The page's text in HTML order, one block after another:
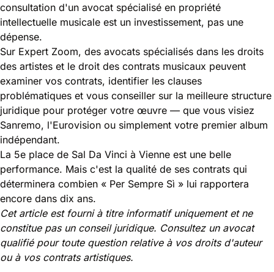
consultation d'un avocat spécialisé en propriété
intellectuelle musicale est un investissement, pas une
dépense.
Sur Expert Zoom, des avocats spécialisés dans les droits
des artistes et le droit des contrats musicaux peuvent
examiner vos contrats, identifier les clauses
problématiques et vous conseiller sur la meilleure structure
juridique pour protéger votre œuvre — que vous visiez
Sanremo, l'Eurovision ou simplement votre premier album
indépendant.
La 5e place de Sal Da Vinci à Vienne est une belle
performance. Mais c'est la qualité de ses contrats qui
déterminera combien « Per Sempre Sì » lui rapportera
encore dans dix ans.
Cet article est fourni à titre informatif uniquement et ne
constitue pas un conseil juridique. Consultez un avocat
qualifié pour toute question relative à vos droits d'auteur
ou à vos contrats artistiques.